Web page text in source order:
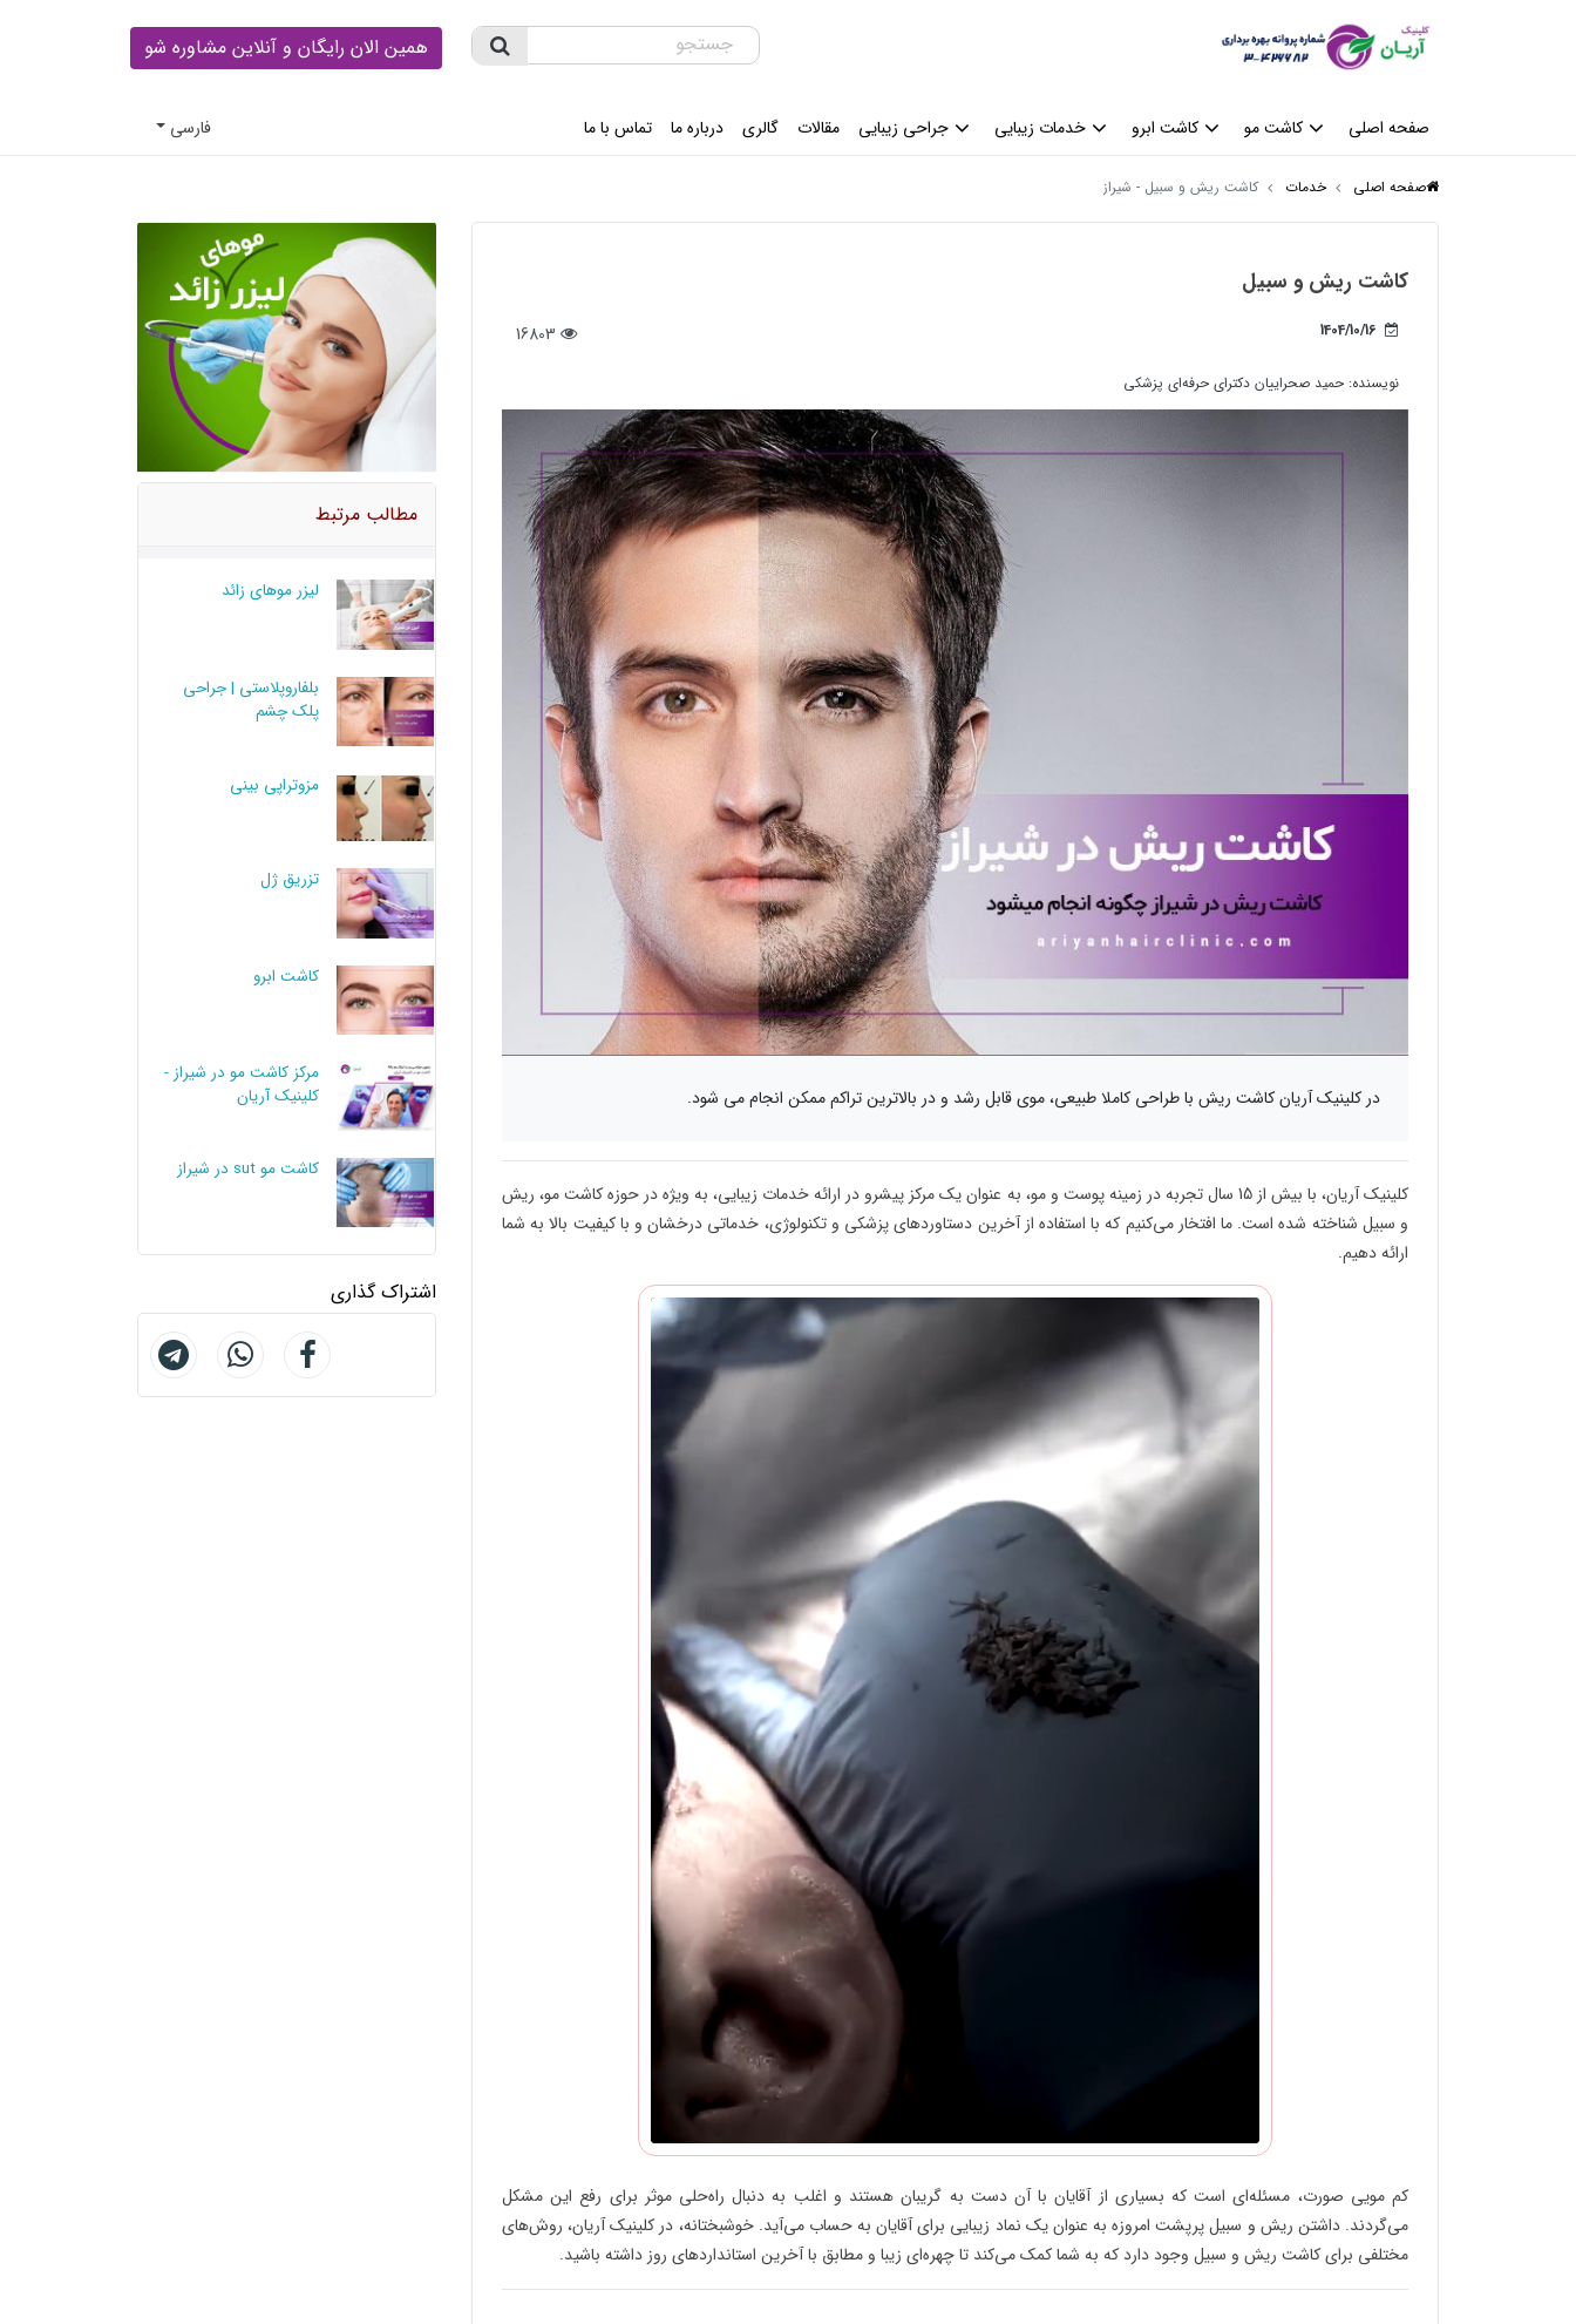
همین الان رایگان و آنلاین مشاوره شو
صفحه اصلی کاشت مو کاشت ابرو خدمات زیبایی جراحی زیبایی مقالات گالری درباره ما تماس با ما فارسى
صفحه اصلی خدمات کاشت ریش و سبیل - شیراز
کاشت ریش و سبیل
1404/10/16
نویسنده: حمید صحراییان دکترای حرفه‌ای پزشکی
در کلینیک آریان کاشت ریش با طراحی کاملا طبیعی، موی قابل رشد و در بالاترین تراکم ممکن انجام می شود.
کلینیک آریان، با بیش از 15 سال تجربه در زمینه پوست و مو، به عنوان یک مرکز پیشرو در ارائه خدمات زیبایی، به ویژه در حوزه کاشت مو، ریش
و سبیل شناخته شده است. ما افتخار می‌کنیم که با استفاده از آخرین دستاوردهای پزشکی و تکنولوژی، خدماتی درخشان و با کیفیت بالا به شما
ارائه دهیم.
کم مویی صورت، مسئله‌ای است که بسیاری از آقایان با آن دست به گریبان هستند و اغلب به دنبال راه‌حلی موثر برای رفع این مشکل
می‌گردند. داشتن ریش و سبیل پرپشت امروزه به عنوان یک نماد زیبایی برای آقایان به حساب می‌آید. خوشبختانه، در کلینیک آریان، روش‌های
مختلفی برای کاشت ریش و سبیل وجود دارد که به شما کمک می‌کند تا چهره‌ای زیبا و مطابق با آخرین استانداردهای روز داشته باشید.
مطالب مرتبط
لیزر موهای زائد
بلفاروپلاستی | جراحی
پلک چشم
مزوتراپی بینی
تزریق ژل
کاشت ابرو
مرکز کاشت مو در شیراز -
کلینیک آریان
کاشت مو sut در شیراز
اشتراک گذاری